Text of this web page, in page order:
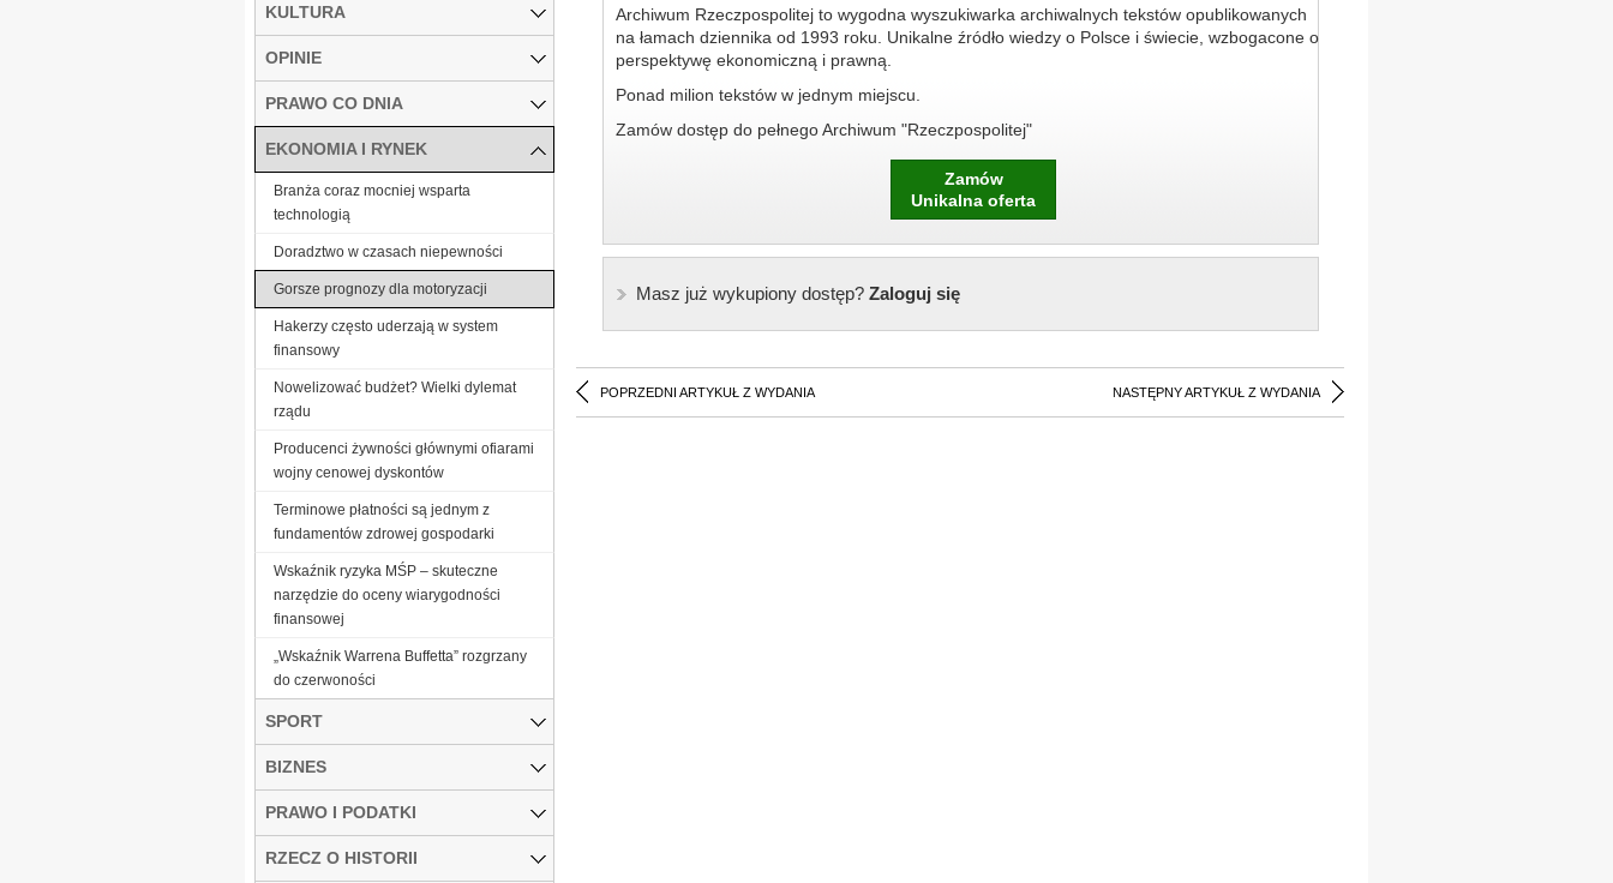
Archiwum Rzeczpospolitej to wygodna wyszukiwarka archiwalnych tekstów opublikowanych
na łamach dziennika od 1993 roku. Unikalne źródło wiedzy o Polsce i świecie, wzbogacone o
perspektywę ekonomiczną i prawną.
Ponad milion tekstów w jednym miejscu.
Zamów dostęp do pełnego Archiwum "Rzeczpospolitej"
Zamów
Unikalna oferta
Masz już wykupiony dostęp?Zaloguj się
POPRZEDNI ARTYKUŁ Z WYDANIA NASTĘPNY ARTYKUŁ Z WYDANIA
KULTURA
OPINIE
PRAWO CO DNIA
EKONOMIA I RYNEK
Branża coraz mocniej wsparta
technologią
Doradztwo w czasach niepewności
Gorsze prognozy dla motoryzacji
Hakerzy często uderzają w system
finansowy
Nowelizować budżet? Wielki dylemat
rządu
Producenci żywności głównymi ofiarami
wojny cenowej dyskontów
Terminowe płatności są jednym z
fundamentów zdrowej gospodarki
Wskaźnik ryzyka MŚP – skuteczne
narzędzie do oceny wiarygodności
finansowej
„Wskaźnik Warrena Buffetta” rozgrzany
do czerwoności
SPORT
BIZNES
PRAWO I PODATKI
RZECZ O HISTORII